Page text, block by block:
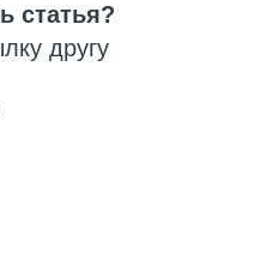
статья?
другу